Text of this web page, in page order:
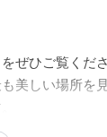
ぜひご覧くだ
美しい場所を